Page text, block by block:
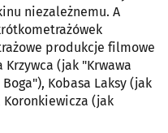
niezależnemu. A
produkcje filmowe
(jak "Krwawa
Kobasa Laksy (jak
Koronkiewicza (jak